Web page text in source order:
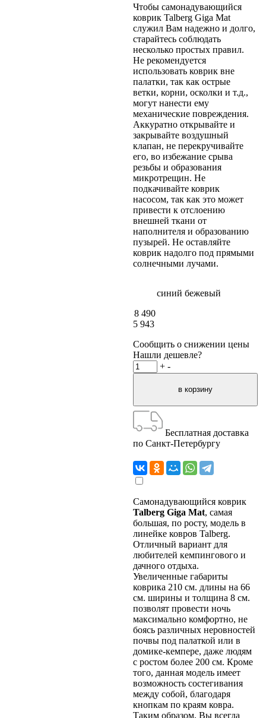
Чтобы самонадувающийся
коврик Talberg Giga Mat
служил Вам надежно и долго,
старайтесь соблюдать
несколько простых правил.
Не рекомендуется
использовать коврик вне
палатки, так как острые
ветки, корни, осколки и т.д.,
могут нанести ему
механические повреждения.
Аккуратно открывайте и
закрывайте воздушный
клапан, не перекручивайте
его, во избежание срыва
резьбы и образования
микротрещин. Не
подкачивайте коврик
насосом, так как это может
привести к отслоению
внешней ткани от
наполнителя и образованию
пузырей. Не оставляйте
коврик надолго под прямыми
солнечными лучами.
синий бежевый
8 490
5 943
Сообщить о снижении цены
Нашли дешевле?
+ -
Бесплатная доставка
по Санкт-Петербургу
Самонадувающийся коврик
Talberg Giga Mat, самая
большая, по росту, модель в
линейке ковров Talberg.
Отличный вариант для
любителей кемпингового и
дачного отдыха.
Увеличенные габариты
коврика 210 см. длины на 66
см. ширины и толщина 8 см.
позволят провести ночь
максимально комфортно, не
боясь различных неровностей
почвы под палаткой или в
домике-кемпере, даже людям
с ростом более 200 см. Кроме
того, данная модель имеет
возможность состегивания
между собой, благодаря
кнопкам по краям ковра.
Таким образом, Вы всегда